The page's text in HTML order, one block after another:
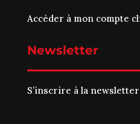
Accéder à mon compte
Newsletter
S’inscrire à la